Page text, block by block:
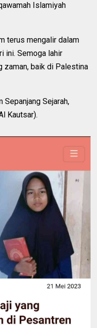
Islamiyah
terus mengalir dalam
ini. Semoga lahir
zaman, baik di Palestina
Sepanjang Sejarah,
Kautsar).